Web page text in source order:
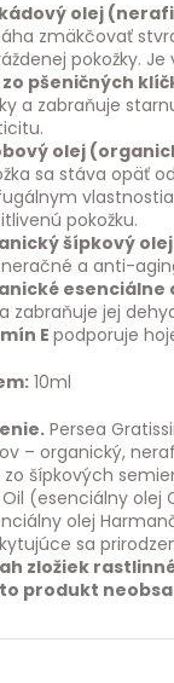
olej
zmäkčovať
pokožky.
zo pšeničných
a zabraňuje
olej
sa stáva opäť
pokožku.
šípkový olej
a anti-
esenciálne
zabraňuje jej
Epodporuje
10ml
Persea
– organický,
zo šípkových
Oil (esenciálny olej
olej
sa
zložiek
produkt